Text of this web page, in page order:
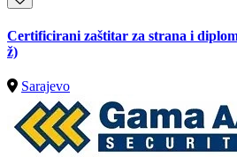
Certificirani zaštitar za strana i
ž)
Sarajevo